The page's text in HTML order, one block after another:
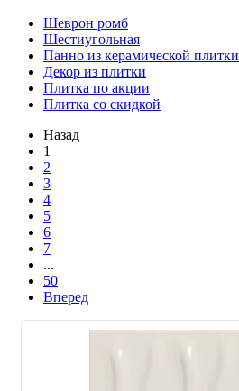
Шеврон ромб
Шестиугольная
Панно из керамической плитки
Декор из плитки
Плитка по акции
Плитка со скидкой
Назад
1
2
3
4
5
6
7
...
50
Вперед